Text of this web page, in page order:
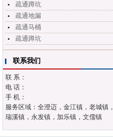
疏通蹲坑
疏通地漏
疏通马桶
疏通蹲坑
联系我们
联 系：
电 话：
手 机：
服务区域：全澄迈，金江镇，老城镇，
瑞溪镇，永发镇，加乐镇，文儒镇